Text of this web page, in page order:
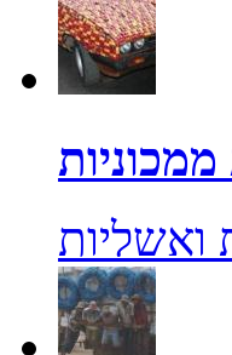
ממכוניות
ואשליות